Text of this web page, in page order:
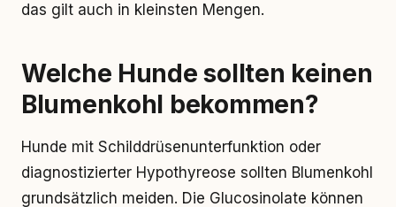
das gilt auch in kleinsten Mengen.
Welche Hunde sollten keinen
Blumenkohl bekommen?
Hunde mit Schilddrüsenunterfunktion oder
diagnostizierter Hypothyreose sollten Blumenkohl
grundsätzlich meiden. Die Glucosinolate können